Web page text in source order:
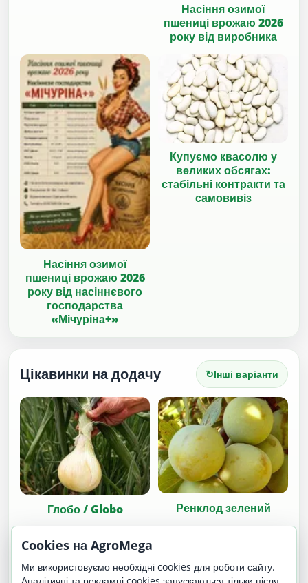
Насіння озимої
пшениці врожаю 2026
року від виробника
Насіння озимої
пшениці врожаю 2026
року від насіннєвого
господарства
«Мічуріна+»
Купуємо квасолю у
великих обсягах:
стабільні контракти та
самовивіз
Цікавинки на додачу ↻Інші варіанти
Глобо / Globo Ренклод зелений
Cookies на AgroMega
Ми використовуємо необхідні cookies для роботи сайту.